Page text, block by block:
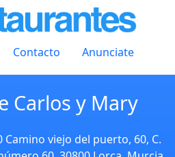
Contacto Anunciate
Carlos y Mary
Camino viejo del puerto, 60, C.